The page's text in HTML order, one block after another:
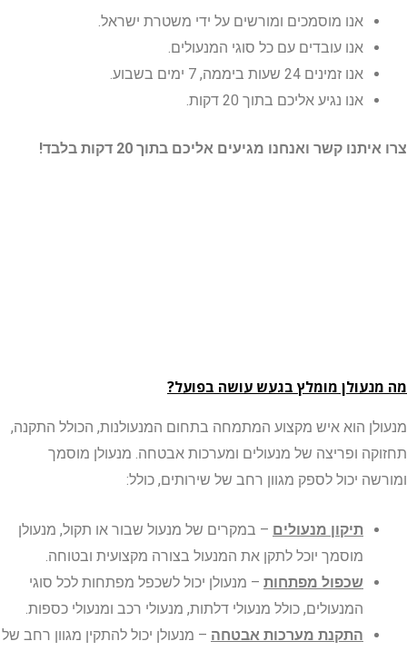
אנו מוסמכים ומורשים על ידי משטרת ישראל.
אנו עובדים עם כל סוגי המנעולים.
אנו זמינים 24 שעות ביממה, 7 ימים בשבוע.
אנו נגיע אליכם בתוך 20 דקות.
קשר ואנחנו מגיעים אליכם בתוך 20 דקות בלבד!
מומלץ בגעש עושה בפועל?
הוא איש מקצוע המתמחה בתחום המנעולנות, הכולל התקנה,
ופריצה של מנעולים ומערכות אבטחה. מנעולן מוסמך
יכול לספק מגוון רחב של שירותים, כולל:
תיקון מנעולים– במקרים של מנעול שבור או תקול, מנעולן
מוסמך יוכל לתקן את המנעול בצורה מקצועית ובטוחה.
שכפול מפתחות– מנעולן יכול לשכפל מפתחות לכל סוגי
המנעולים, כולל מנעולי דלתות, מנעולי רכב ומנעולי כספות.
התקנת מערכות אבטחה– מנעולן יכול להתקין מגוון רחב של